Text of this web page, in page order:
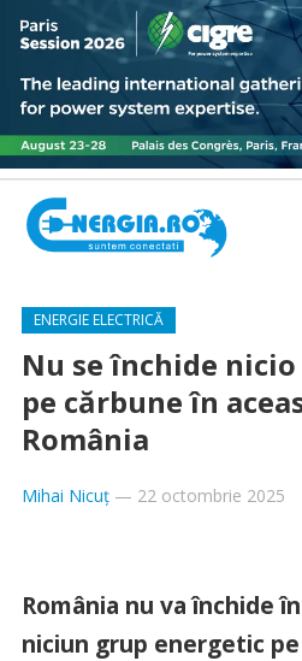
ENERGIE ELECTRICĂ
Nu se închide
pe cărbune în
România
Mihai Nicuț— 22 octombrie 2025
România nu va închide
niciun grup energetic